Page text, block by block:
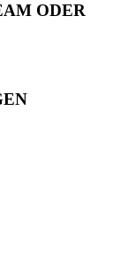
ODER